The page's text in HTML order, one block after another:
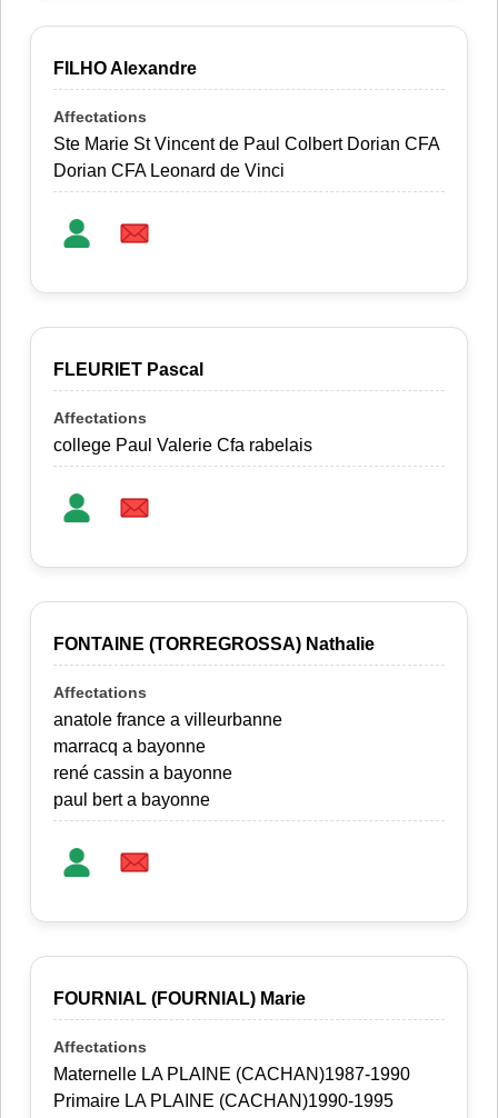
FILHO Alexandre
Ste Marie St Vincent de Paul Colbert Dorian CFA
Dorian CFA Leonard de Vinci
FLEURIET Pascal
college Paul Valerie Cfa rabelais
FONTAINE (TORREGROSSA) Nathalie
anatole france a villeurbanne
marracq a bayonne
rené cassin a bayonne
paul bert a bayonne
FOURNIAL (FOURNIAL) Marie
Maternelle LA PLAINE (CACHAN)1987-1990
Primaire LA PLAINE (CACHAN)1990-1995